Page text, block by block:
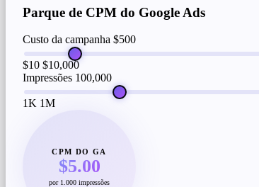
Parque de CPM do Google Ads
Custo da campanha $500
$10 $10,000
Impressões 100,000
1K 1M
CPM DO GA
$5.00
por 1.000 impressões